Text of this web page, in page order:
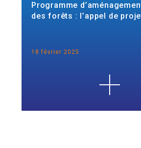
Programme
des forêts : l’appel de
18 février 2025